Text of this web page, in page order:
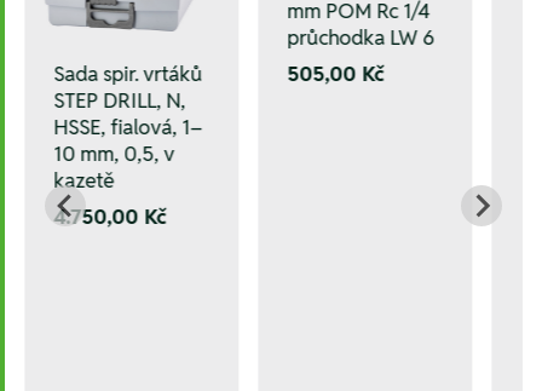
Sada spir. vrtáků
STEP DRILL, N,
HSSE, fialová, 1–
10 mm, 0,5, v
kazetě
4.750,00 Kč
mm POM Rc 1/4
průchodka LW 6
505,00 Kč